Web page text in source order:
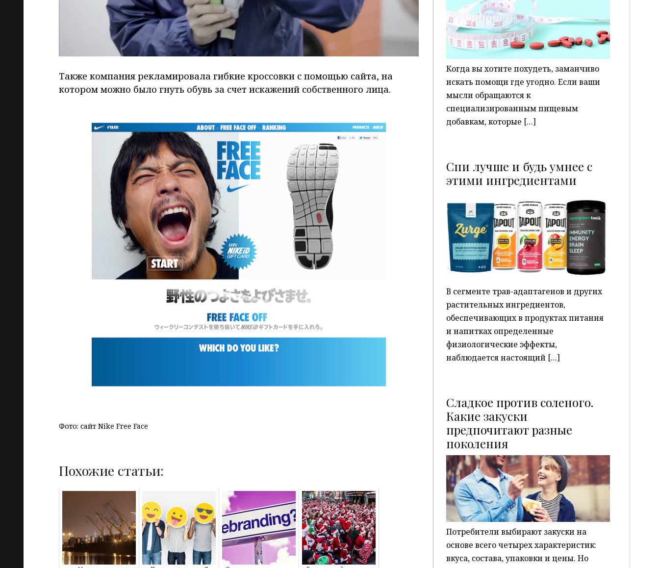
Также компания рекламировала гибкие кроссовки с помощью сайта, на
котором можно было гнуть обувь за счет искажений собственного лица.
Фото: сайт Nike Free Face
Похожие статьи:
Когда вы хотите похудеть, заманчиво
искать помощи где угодно. Если ваши
мысли обращаются к
специализированным пищевым
добавкам, которые […]
Спи лучше и будь умнее с
этими ингредиентами
P
В сегменте трав-адаптагенов и других
растительных ингредиентов,
обеспечивающих в продуктах питания
и напитках определенные
физиологические эффекты,
наблюдается настоящий […]
Сладкое против соленого.
Какие закуски
предпочитают разные
поколенияP
Потребители выбирают закуски на
основе всего четырех характеристик:
вкуса, состава, упаковки и цены. Но